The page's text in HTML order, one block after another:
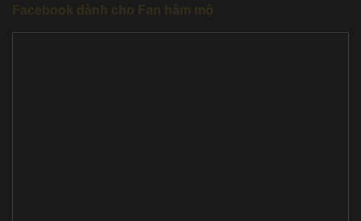
Facebook dành cho Fan hâm mộ